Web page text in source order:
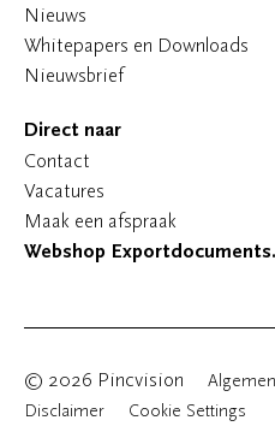
Nieuws
Whitepapers en Downloads
Nieuwsbrief
Direct naar
Contact
Vacatures
Maak een afspraak
Webshop
© 2026 Pincvision
Disclaimer
Cookie Settings